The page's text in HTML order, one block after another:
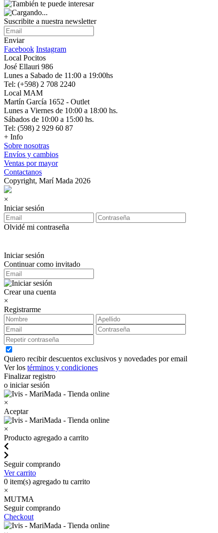
Suscribite a nuestra newsletter
Enviar
Facebook Instagram
Local Pocitos
José Ellauri 986
Lunes a Sabado de 11:00 a 19:00hs
Tel: (+598) 2 708 2240
Local MAM
Martín García 1652 - Outlet
Lunes a Viernes de 10:00 a 18:00 hs.
Sábados de 10:00 a 15:00 hs.
Tel: (598) 2 929 60 87
+ Info
Sobre nosotras
Envíos y cambios
Ventas por mayor
Contactanos
Copyright, Marí Mada 2026
×
Iniciar sesión
Olvidé mi contraseña
Iniciar sesión
Continuar como invitado
Crear una cuenta
×
Registrarme
Quiero recibir descuentos exclusivos y novedades por email
Ver los términos y condiciones
Finalizar registro
o iniciar sesión
×
Aceptar
×
Producto agregado a carrito
Seguir comprando
Ver carrito
0 item(s) agregado tu carrito
×
MUTMA
Seguir comprando
Checkout